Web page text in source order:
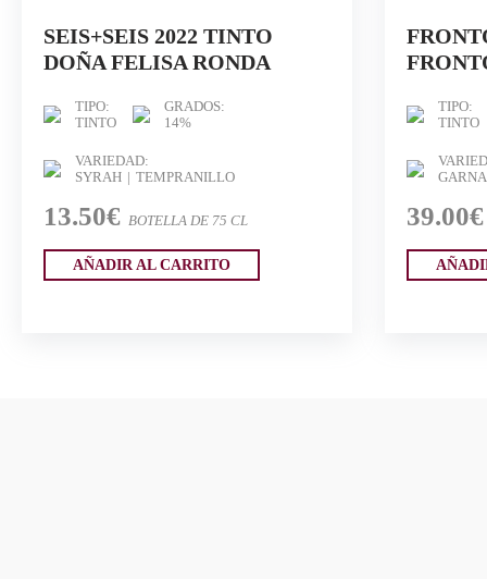
SEIS+SEIS 2022 TINTO
DOÑA FELISA RONDA
TIPO:
TINTO
GRADOS:
14%
VARIEDAD:
SYRAH
TEMPRANILLO
13.50€ BOTELLA DE 75 CL
AÑADIR AL CARRITO
TIPO:
TINTO
39.00€